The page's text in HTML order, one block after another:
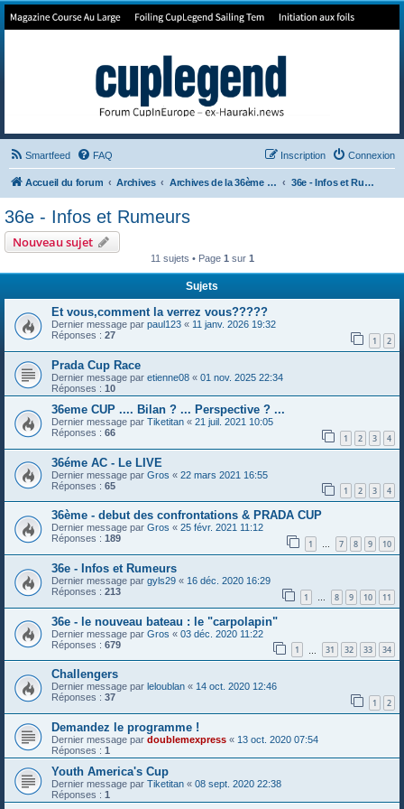
Forum de Cup In Europe
Smartfeed FAQ Connexion
Inscription
Accueil du forum Archives Archives de la 36ème America's Cup 36e - Infos et Rumeurs
36e - Infos et Rumeurs
Nouveau sujet
11 sujets • Page 1sur 1
Sujets
Et vous,comment la verrez vous?????
Dernier message par paul123 « 11 janv. 2026 19:32
Réponses : 27 1 2
Prada Cup Race
Dernier message par etienne08 « 01 nov. 2025 22:34
Réponses : 10
36eme CUP .... Bilan ? ... Perspective ? ...
Dernier message par Tiketitan « 21 juil. 2021 10:05
Réponses : 66 1 2 3 4
36éme AC - Le LIVE
Dernier message par Gros « 22 mars 2021 16:55
Réponses : 65 1 2 3 4
36ème - debut des confrontations & PRADA CUP
Dernier message par Gros « 25 févr. 2021 11:12
Réponses : 189 1 … 7 8 9 10
36e - Infos et Rumeurs
Dernier message par gyls29 « 16 déc. 2020 16:29
Réponses : 213 1 … 8 9 10 11
36e - le nouveau bateau : le "carpolapin"
Dernier message par Gros « 03 déc. 2020 11:22
Réponses : 679 1 31 32 33 34
Challengers
Dernier message par leloublan « 14 oct. 2020 12:46
Réponses : 37 1 2
Demandez le programme !
Dernier message par doublemexpress « 13 oct. 2020 07:54
Réponses : 1
Youth America's Cup
Dernier message par Tiketitan « 08 sept. 2020 22:38
Réponses : 1